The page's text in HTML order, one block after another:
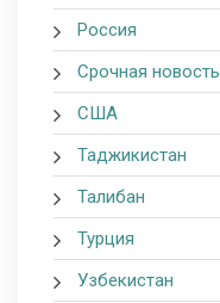
Россия
Срочная новость
США
Таджикистан
Талибан
Турция
Узбекистан